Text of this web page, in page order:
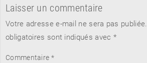
Laisser un commentaire
Votre adresse e-mail ne sera pas publiée.
obligatoires sont indiqués avec *
Commentaire *